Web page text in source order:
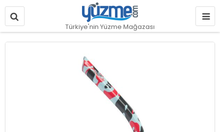
Türkiye'nin Yüzme Mağazası
Resim